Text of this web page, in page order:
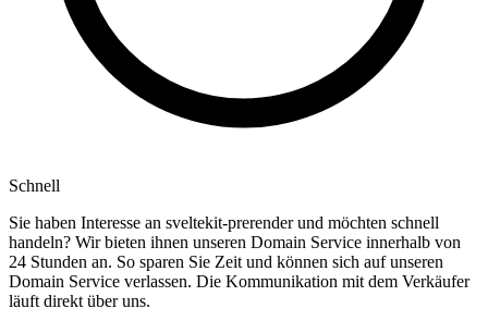
Schnell
Sie haben Interesse an sveltekit-prerender und möchten schnell
handeln? Wir bieten ihnen unseren Domain Service innerhalb von
24 Stunden an. So sparen Sie Zeit und können sich auf unseren
Domain Service verlassen. Die Kommunikation mit dem Verkäufer
läuft direkt über uns.